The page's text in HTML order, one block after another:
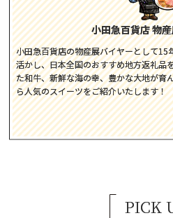
小田急百貨店 物
小田急百貨店の物産展バイヤーとして15
活かし、日本全国のおすすめ地方返礼品
た和牛、新鮮な海の幸、豊かな大地が育
ら人気のスイーツをご紹介いたします！
PICK